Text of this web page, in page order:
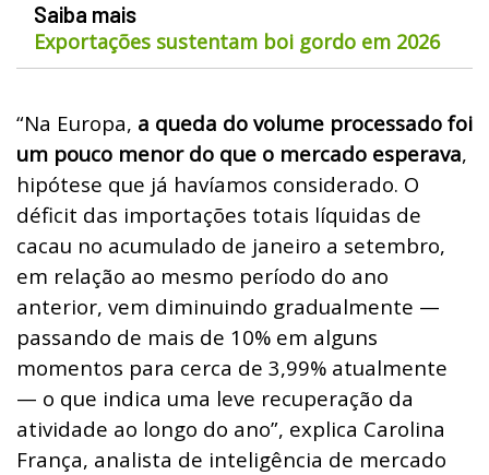
Saiba mais
Exportações sustentam boi gordo em 2026
“Na Europa, a queda do volume processado foi
um pouco menor do que o mercado esperava,
hipótese que já havíamos considerado. O
déficit das importações totais líquidas de
cacau no acumulado de janeiro a setembro,
em relação ao mesmo período do ano
anterior, vem diminuindo gradualmente —
passando de mais de 10% em alguns
momentos para cerca de 3,99% atualmente
— o que indica uma leve recuperação da
atividade ao longo do ano”, explica Carolina
França, analista de inteligência de mercado